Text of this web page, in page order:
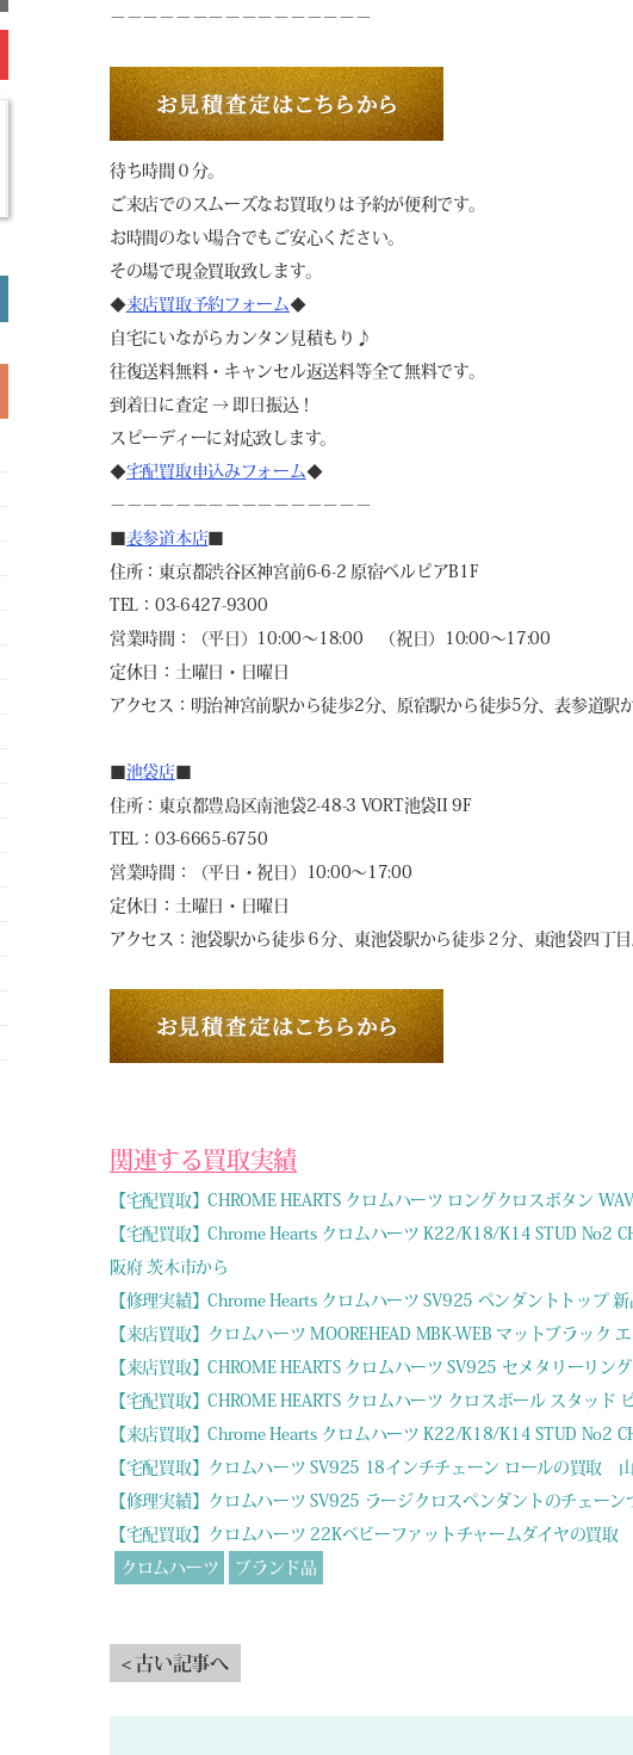
－－－－－－－－－－－－－－－－
待ち時間０分。
ご来店でのスムーズなお買取りは予約が便利です。
お時間のない場合でもご安心ください。
その場で現金買取致します。
◆来店買取予約フォーム◆
自宅にいながらカンタン見積もり♪
往復送料無料・キャンセル返送料等全て無料です。
到着日に査定 → 即日振込！
スピーディーに対応致します。
◆宅配買取申込みフォーム◆
－－－－－－－－－－－－－－－－
■表参道本店■
住所：東京都渋谷区神宮前6-6-2 原宿ベルピアB1F
TEL：03-6427-9300
営業時間：（平日）10:00～18:00 （祝日）10:00～17:00
定休日：土曜日・日曜日
アクセス：明治神宮前駅から徒歩2分、原宿駅から徒歩5分、表参道駅
■池袋店■
住所：東京都豊島区南池袋2-48-3 VORT池袋II 9F
TEL：03-6665-6750
営業時間：（平日・祝日）10:00～17:00
定休日：土曜日・日曜日
アクセス：池袋駅から徒歩６分、東池袋駅から徒歩２分、東池袋四丁
関連する買取実績
【宅配買取】CHROME HEARTS クロムハーツ ロングクロスボタン
【宅配買取】Chrome Hearts クロムハーツ K22/K18/K14 STUD No2
阪府 茨木市から
【修理実績】Chrome Hearts クロムハーツ SV925 ペンダントトップ
【来店買取】クロムハーツ MOOREHEAD MBK-WEB マットブラック
【来店買取】CHROME HEARTS クロムハーツ SV925 セメタリーリン
【宅配買取】CHROME HEARTS クロムハーツ クロスボール スタッ
【来店買取】Chrome Hearts クロムハーツ K22/K18/K14 STUD No2
【宅配買取】クロムハーツ SV925 18インチチェーン ロールの買取
【修理実績】クロムハーツ SV925 ラージクロスペンダントのチェー
【宅配買取】クロムハーツ 22Kベビーファットチャームダイヤの買
クロムハーツ
ブランド品
< 古い記事へ